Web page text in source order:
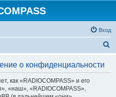
Вход
о конфиденциальности
как «RADIOCOMPASS» и его
«наш», «RADIOCOMPASS»,